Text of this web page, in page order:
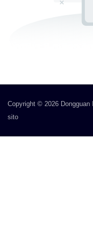
Copyright © 2026
sito